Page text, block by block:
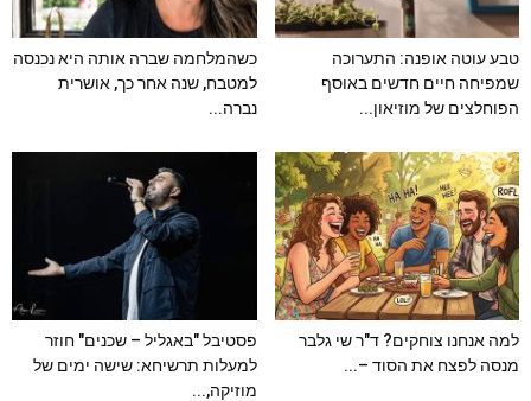
טבע עוטה אופנה: התערוכה
שמפיחה חיים חדשים באוסף
הפוחלצים של מוזיאון...
כשהמלחמה שברה אותה היא נכנסה
למטבח, שנה אחר כך, אושרית
נברה...
למה אנחנו צוחקים? ד"ר שי גלבר
מנסה לפצח את הסוד –...
פסטיבל "באגליל – שכנים" חוזר
למעלות תרשיחא: שישה ימים של
מוזיקה,...